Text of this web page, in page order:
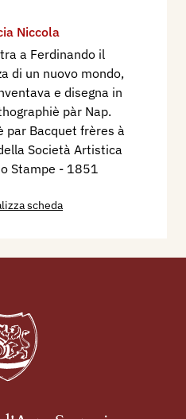
Niccola
a Ferdinando il
di un nuovo mondo,
e disegna in
pàr Nap.
par Bacquet frères à
Società Artistica
Stampe - 1851
scheda